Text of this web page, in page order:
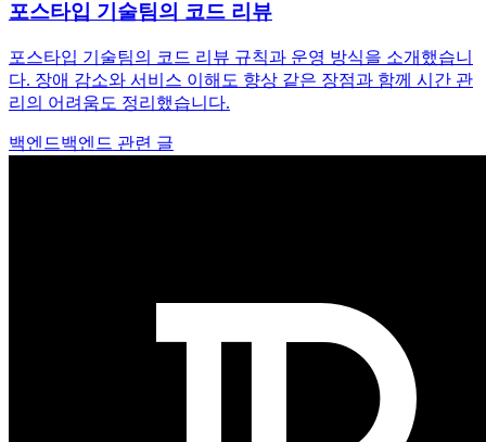
포스타입 기술팀의 코드 리뷰
포스타입 기술팀의 코드 리뷰 규칙과 운영 방식을 소개했습니
다. 장애 감소와 서비스 이해도 향상 같은 장점과 함께 시간 관
리의 어려움도 정리했습니다.
백엔드백엔드 관련 글